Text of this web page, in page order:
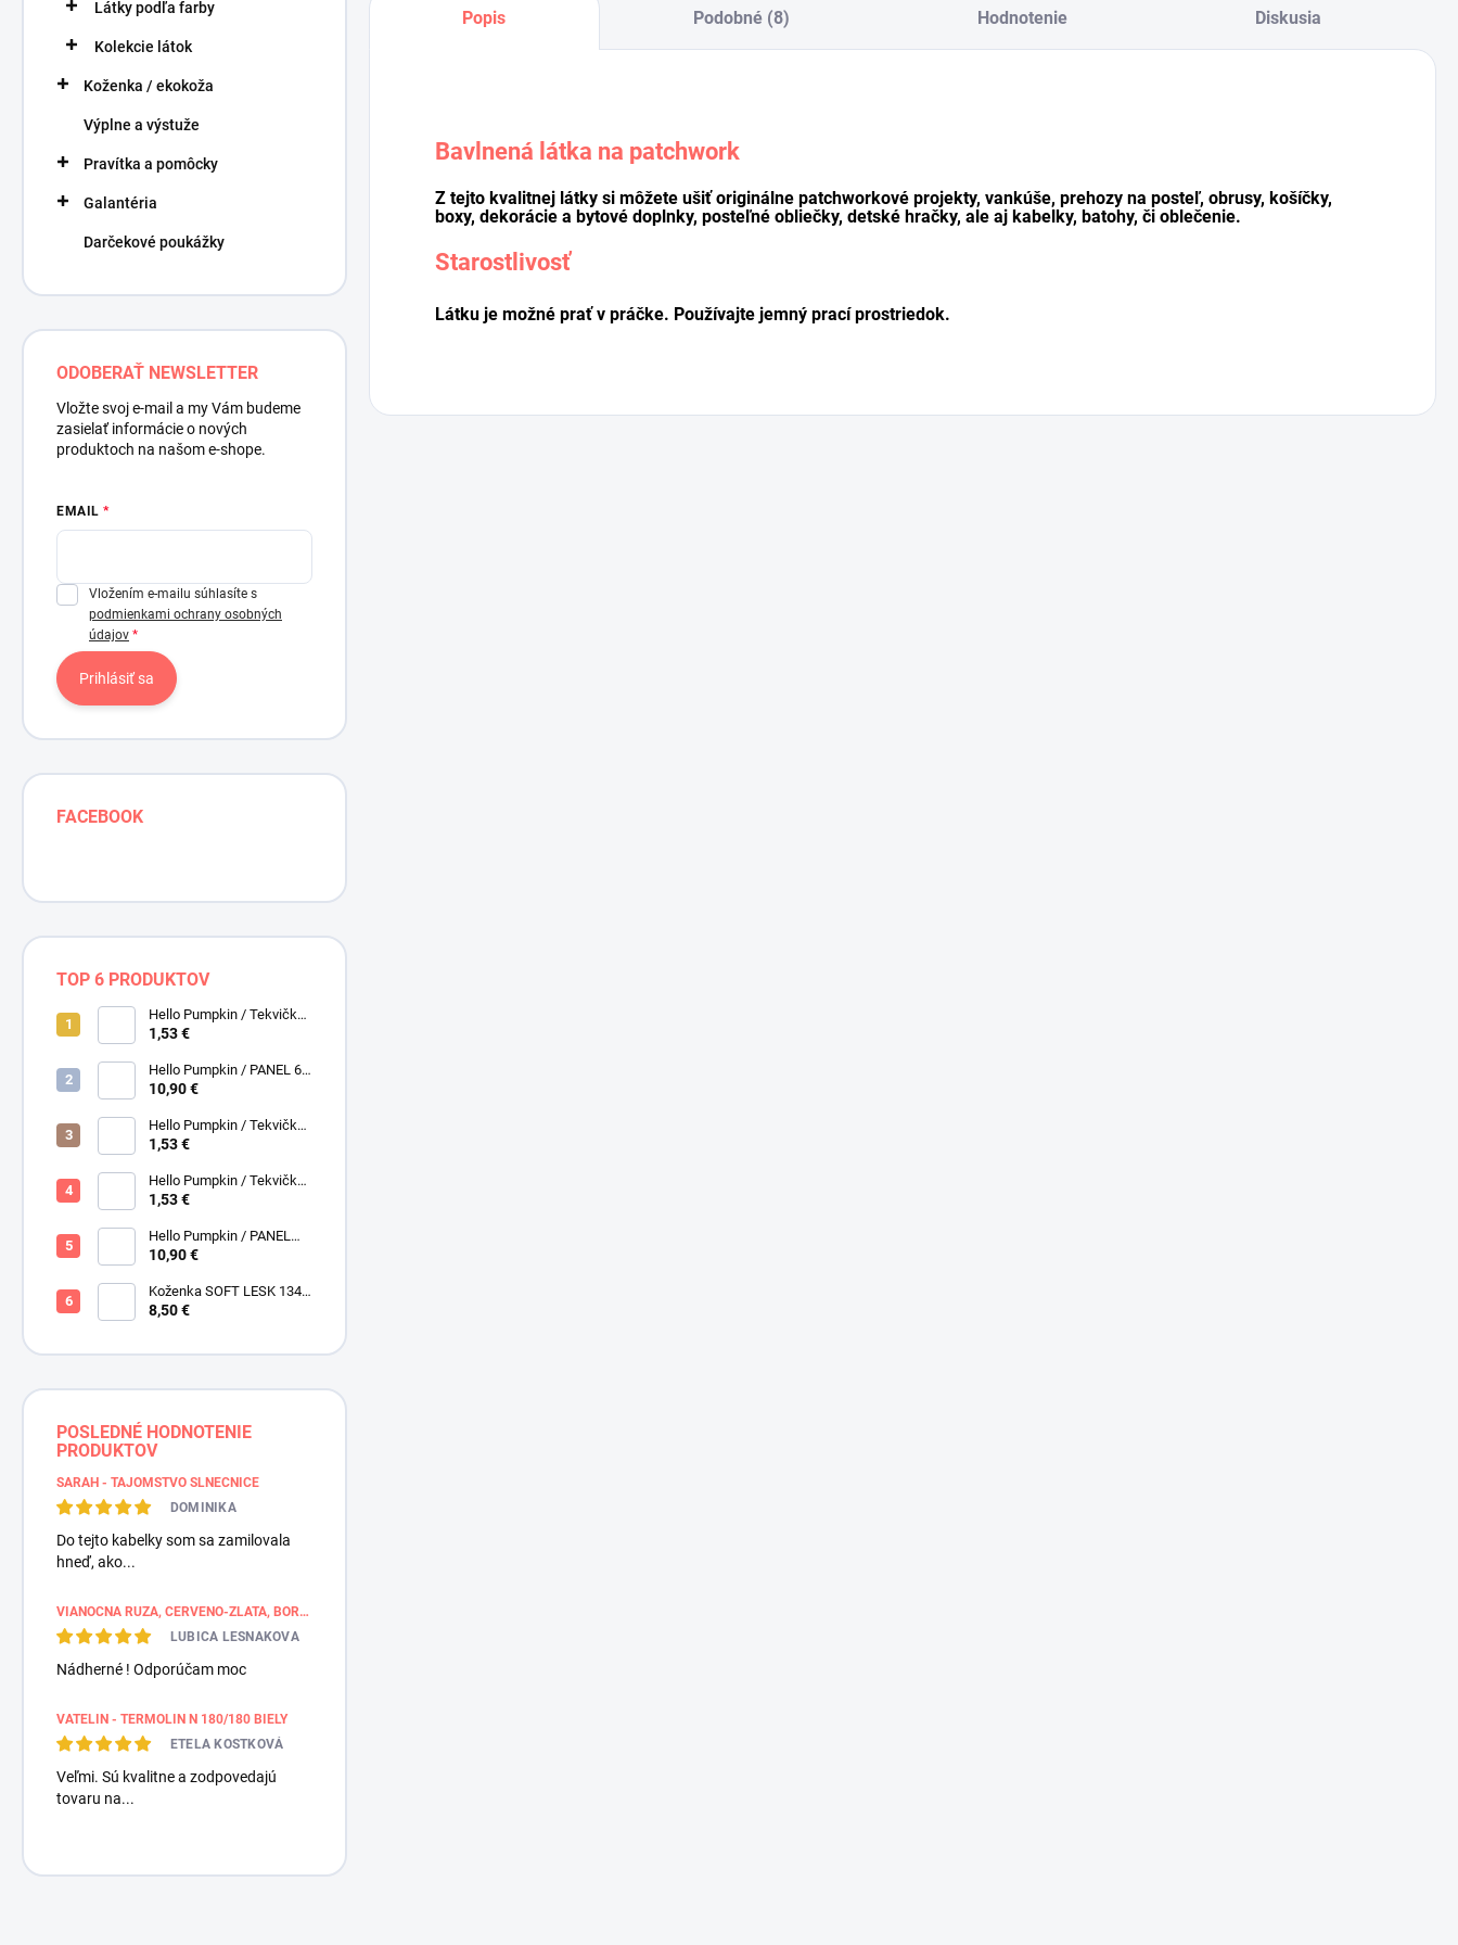
Látky podľa farby
Kolekcie látok
Koženka / ekokoža
Výplne a výstuže
Pravítka a pomôcky
Galantéria
Darčekové poukážky
ODOBERAŤ NEWSLETTER
Vložte svoj e-mail a my Vám budeme
zasielať informácie o nových
produktoch na našom e-shope.
EMAIL
Vložením e-mailu súhlasíte s
podmienkami ochrany osobných
údajov
Prihlásiť sa
FACEBOOK
TOP 6 PRODUKTOV
Hello Pumpkin / Tekvičky /
Smotanová / Cream /
1,53 €
Hello Pumpkin / PANEL 6
obrázkov / Henry Glass
10,90 €
Hello Pumpkin / Tekvičky /
Hnedá tmavá / Brown /
1,53 €
Hello Pumpkin / Tekvičky -
Oriešky / Taupe / Hnedá /
1,53 €
Hello Pumpkin / PANEL
veľký / Henry Glass
10,90 €
Koženka SOFT LESK 134
ZLATOBYĽ, žltá - zlatá,
8,50 €
POSLEDNÉ HODNOTENIE
PRODUKTOV
SARAH - TAJOMSTVO SLNEČNICE
DOMINIKA
Do tejto kabelky som sa zamilovala
hneď, ako...
VIANOČNÁ RUŽA, ČERVENO-ZLATÁ, BORDÚROVÉ PÁSY
LUBICA LESNAKOVA
Nádherné ! Odporúčam moc
VATELIN - TERMOLIN N 180/180 BIELY
ETELA KOSTKOVÁ
Veľmi. Sú kvalitne a zodpovedajú
tovaru na...
Popis Podobné (8) Hodnotenie Diskusia
Bavlnená látka na patchwork
Z tejto kvalitnej látky si môžete ušiť originálne patchworkové projekty, vankúše, prehozy na posteľ, obrusy, košíčky,
boxy, dekorácie a bytové doplnky, posteľné obliečky, detské hračky, ale aj kabelky, batohy, či oblečenie.
Starostlivosť
Látku je možné prať v práčke. Používajte jemný prací prostriedok.